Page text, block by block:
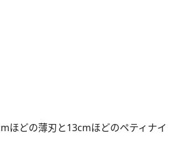
ほどの薄刃と13cmほどのペティナイ